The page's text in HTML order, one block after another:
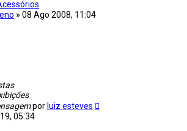
» 08 Ago 2008, 11:04
por luiz esteves
05:34